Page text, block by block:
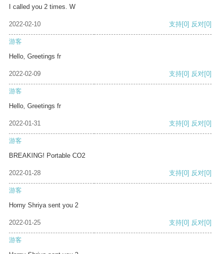
I called you 2 times. W
2022-02-10 支持[0] 反对[0]
游客
Hello, Greetings fr
2022-02-09 支持[0] 反对[0]
游客
Hello, Greetings fr
2022-01-31 支持[0] 反对[0]
游客
BREAKING! Portable CO2
2022-01-28 支持[0] 反对[0]
游客
Horny Shriya sent you 2
2022-01-25 支持[0] 反对[0]
游客